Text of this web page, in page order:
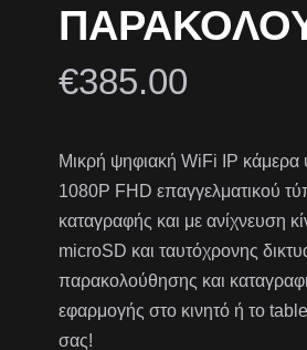
€385.00
Μικρή ψηφιακή WiFi IP
1080P FHD επαγγελματικού
καταγραφής και με ανίχνευση
microSD και ταυτόχρονης
παρακολούθησης και
εφαρμογής στο κινητό ή το
σας!